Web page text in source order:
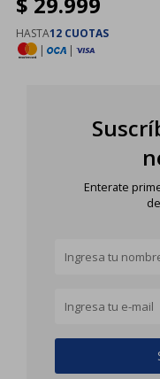
HASTA12 CUOTAS
|
|
Enterate